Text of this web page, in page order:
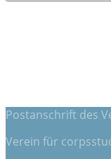
Postanschrift des
Verein für